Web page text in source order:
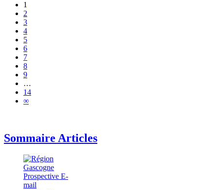
1
2
3
4
5
6
7
8
9
…
14
∞
Sommaire Articles